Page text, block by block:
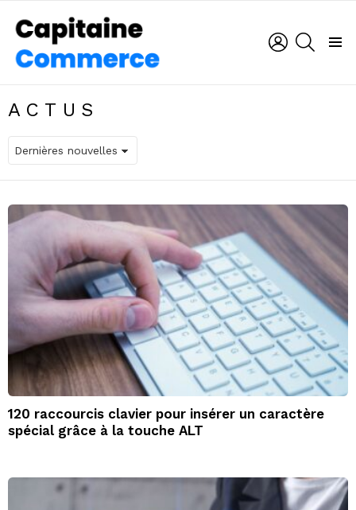
CONNEXION
ACTUS
DERNIÈRES
NOUVELLES
120 raccourcis clavier pour insérer un caractère
spécial grâce à la touche ALT